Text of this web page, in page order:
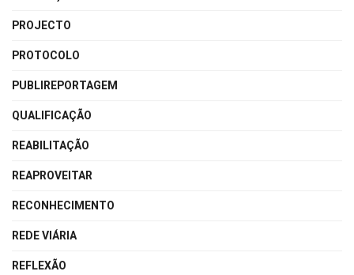
PROJECTO
PROTOCOLO
PUBLIREPORTAGEM
QUALIFICAÇÃO
REABILITAÇÃO
REAPROVEITAR
RECONHECIMENTO
REDE VIÁRIA
REFLEXÃO